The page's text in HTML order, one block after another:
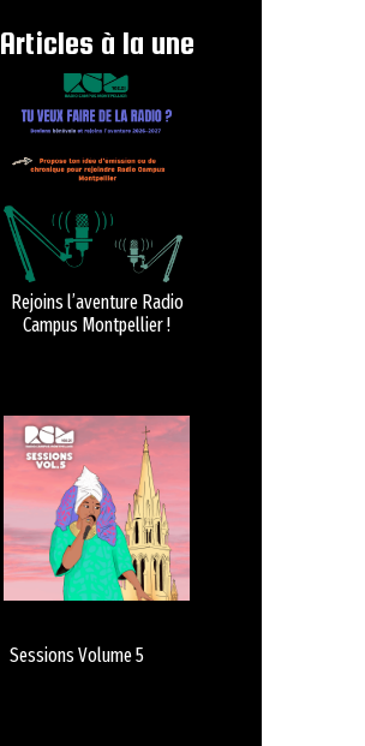
Articles à la une
Rejoins l’aventure Radio
Campus Montpellier !
Sessions Volume 5